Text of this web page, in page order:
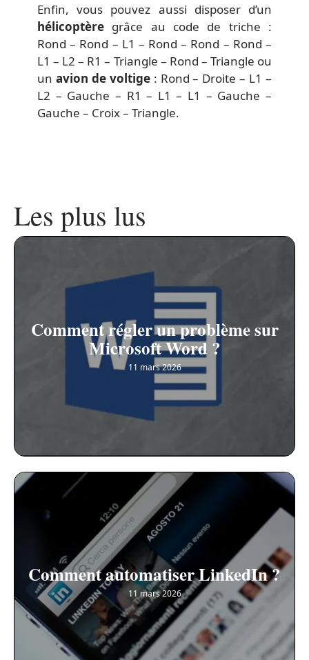
Enfin, vous pouvez aussi disposer d’un
hélicoptère grâce au code de triche :
Rond – Rond – L1 – Rond – Rond – Rond –
L1 – L2 – R1 – Triangle – Rond – Triangle ou
un avion de voltige: Rond – Droite – L1 –
L2 – Gauche – R1 – L1 – L1 – Gauche –
Gauche – Croix – Triangle.
Les plus lus
Comment régler un problème sur
Microsoft Word ?
11 mars 2026
Comment automatiser LinkedIn ?
11 mars 2026